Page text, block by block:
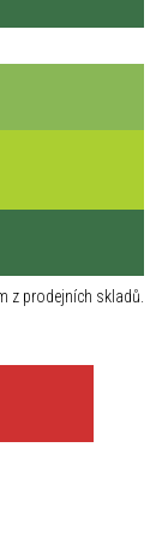
z prodejních skladů.